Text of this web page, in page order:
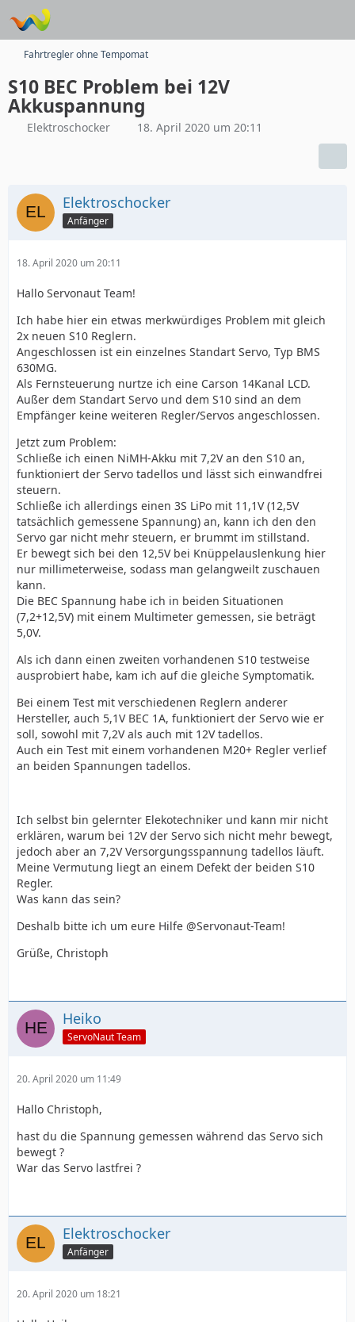
Fahrtregler ohne Tempomat
S10 BEC Problem bei 12V
Akkuspannung
Elektroschocker 18. April 2020 um 20:11
Elektroschocker
Anfänger
18. April 2020 um 20:11
Hallo Servonaut Team!
Ich habe hier ein etwas merkwürdiges Problem mit gleich
2x neuen S10 Reglern.
Angeschlossen ist ein einzelnes Standart Servo, Typ BMS
630MG.
Als Fernsteuerung nurtze ich eine Carson 14Kanal LCD.
Außer dem Standart Servo und dem S10 sind an dem
Empfänger keine weiteren Regler/Servos angeschlossen.
Jetzt zum Problem:
Schließe ich einen NiMH-Akku mit 7,2V an den S10 an,
funktioniert der Servo tadellos und lässt sich einwandfrei
steuern.
Schließe ich allerdings einen 3S LiPo mit 11,1V (12,5V
tatsächlich gemessene Spannung) an, kann ich den den
Servo gar nicht mehr steuern, er brummt im stillstand.
Er bewegt sich bei den 12,5V bei Knüppelauslenkung hier
nur millimeterweise, sodass man gelangweilt zuschauen
kann.
Die BEC Spannung habe ich in beiden Situationen
(7,2+12,5V) mit einem Multimeter gemessen, sie beträgt
5,0V.
Als ich dann einen zweiten vorhandenen S10 testweise
ausprobiert habe, kam ich auf die gleiche Symptomatik.
Bei einem Test mit verschiedenen Reglern anderer
Hersteller, auch 5,1V BEC 1A, funktioniert der Servo wie er
soll, sowohl mit 7,2V als auch mit 12V tadellos.
Auch ein Test mit einem vorhandenen M20+ Regler verlief
an beiden Spannungen tadellos.
Ich selbst bin gelernter Elekotechniker und kann mir nicht
erklären, warum bei 12V der Servo sich nicht mehr bewegt,
jedoch aber an 7,2V Versorgungsspannung tadellos läuft.
Meine Vermutung liegt an einem Defekt der beiden S10
Regler.
Was kann das sein?
Deshalb bitte ich um eure Hilfe @Servonaut-Team!
Grüße, Christoph
Heiko
ServoNaut Team
20. April 2020 um 11:49
Hallo Christoph,
hast du die Spannung gemessen während das Servo sich
bewegt ?
War das Servo lastfrei ?
Elektroschocker
Anfänger
20. April 2020 um 18:21